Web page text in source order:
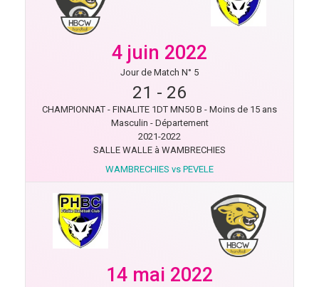
4 juin 2022
Jour de Match N° 5
21 - 26
CHAMPIONNAT - FINALITE 1DT MN50 B - Moins de 15 ans
Masculin - Département
2021-2022
SALLE WALLE à WAMBRECHIES
WAMBRECHIES vs PEVELE
14 mai 2022